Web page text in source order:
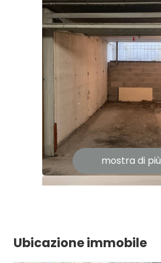
Asilo
Scuole Elementari
Scuole Medie
Scuole Superiori
Uffici postali
Centri commerciali
Uffici comunalimostra di più
Ubicazione immobile
Camere
minime
2